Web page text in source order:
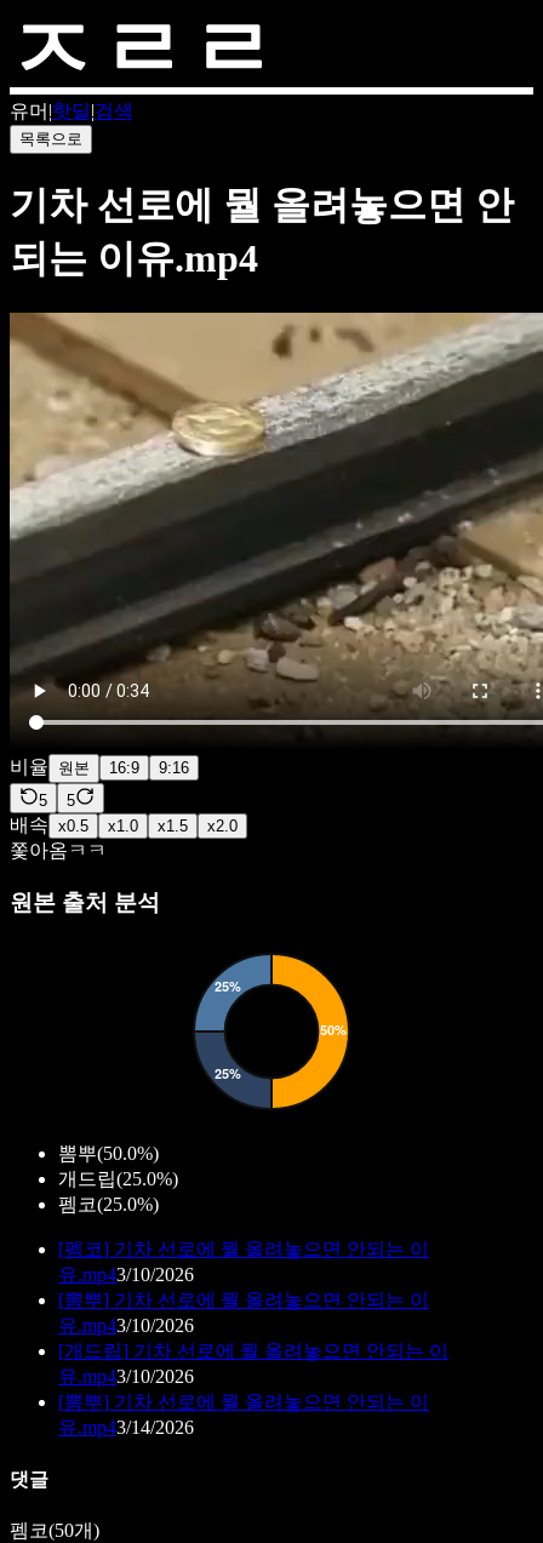
유머 |핫딜|검색
목록으로
기차 선로에 뭘 올려놓으면 안
되는 이유.mp4
비율 원본 16:9
9:16
5
5
배속 x0.5 x1.0 x1.5 x2.0
쫓아옴ㅋㅋ
원본 출처 분석
뽐뿌(50.0%)
개드립(25.0%)
펨코(25.0%)
[펨코] 기차 선로에 뭘 올려놓으면 안되는 이
유.mp43/10/2026
[뽐뿌] 기차 선로에 뭘 올려놓으면 안되는 이
유.mp43/10/2026
[개드립] 기차 선로에 뭘 올려놓으면 안되는 이
유.mp43/10/2026
[뽐뿌] 기차 선로에 뭘 올려놓으면 안되는 이
유.mp43/14/2026
댓글
펨코(50개)